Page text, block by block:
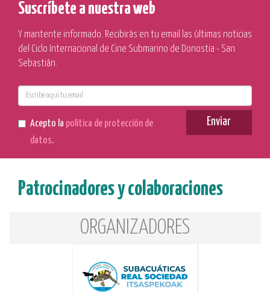
Suscríbete a nuestra web
Y mantente informado. Recibirás en tu email las últimas noticias
del Ciclo Internacional de Cine Submarino de Donostia - San
Sebastián.
Acepto la política de protección de
datos.
Enviar
Patrocinadores y colaboraciones
ORGANIZADORES